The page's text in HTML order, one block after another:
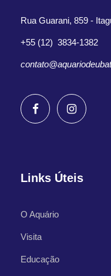
Rua Guarani, 859 -
+55 (12) 3834-1382
Links Úteis
O Aquário
Visita
Educação